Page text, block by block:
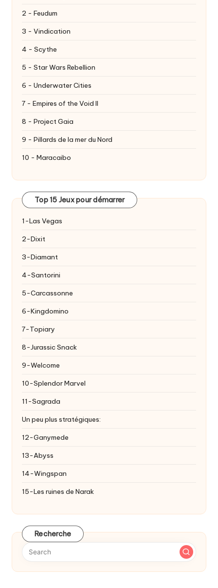
2 - Feudum
3 - Vindication
4 - Scythe
5 - Star Wars Rebellion
6 - Underwater Cities
7 - Empires of the Void II
8 - Project Gaia
9 - Pillards de la mer du Nord
10 - Maracaibo
Top 15 Jeux pour démarrer
1-Las Vegas
2-Dixit
3-Diamant
4-Santorini
5-Carcassonne
6-Kingdomino
7-Topiary
8-Jurassic Snack
9-Welcome
10-Splendor Marvel
11-Sagrada
Un peu plus stratégiques:
12-Ganymede
13-Abyss
14-Wingspan
15-Les ruines de Narak
Recherche